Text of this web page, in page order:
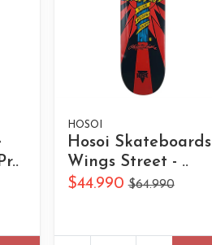
HOSOI
Hosoi Skateboards
Wings Street - ..
$44.990 $64.990